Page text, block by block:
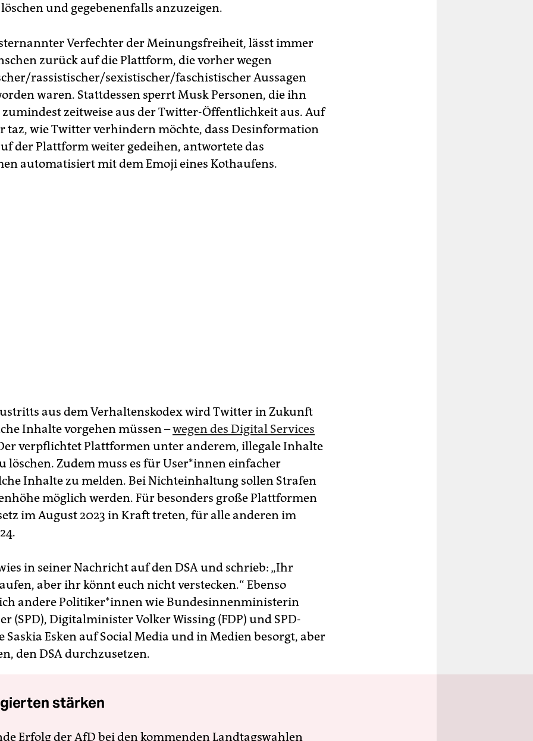
und gegebenenfalls anzuzeigen.
Verfechter der Meinungsfreiheit, lässt immer
zurück auf die Plattform, die vorher wegen
rassistischer/sexistischer/faschistischer Aussagen
waren. Stattdessen sperrt Musk Personen, die ihn
zeitweise aus der Twitter-Öffentlichkeit aus. Auf
taz, wie Twitter verhindern möchte, dass Desinformation
der Plattform weiter gedeihen, antwortete das
automatisiert mit dem Emoji eines Kothaufens.
aus dem Verhaltenskodex wird Twitter in Zukunft
Inhalte vorgehen müssen –wegen des Digital Services
verpflichtet Plattformen unter anderem, illegale Inhalte
löschen. Zudem muss es für Use­r*in­nen einfacher
Inhalte zu melden. Bei Nichteinhaltung sollen Strafen
möglich werden. Für besonders große Plattformen
im August 2023 in Kraft treten, für alle anderen im
in seiner Nachricht auf den DSA und schrieb: „Ihr
aber ihr könnt euch nicht verstecken.“ Ebenso
andere Po­li­ti­ke­r*in­nen wie Bundesinnenministerin
(SPD), Digitalminister Volker Wissing (FDP) und SPD-
Saskia Esken auf Social Media und in Medien besorgt, aber
den DSA durchzusetzen.
stärken
Erfolg der AfD bei den kommenden Landtagswahlen